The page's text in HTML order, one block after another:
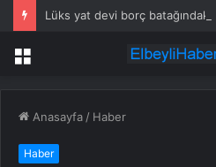
Lüks yat devi borç batağındaki
Menü
Anasayfa / Haber
Haber